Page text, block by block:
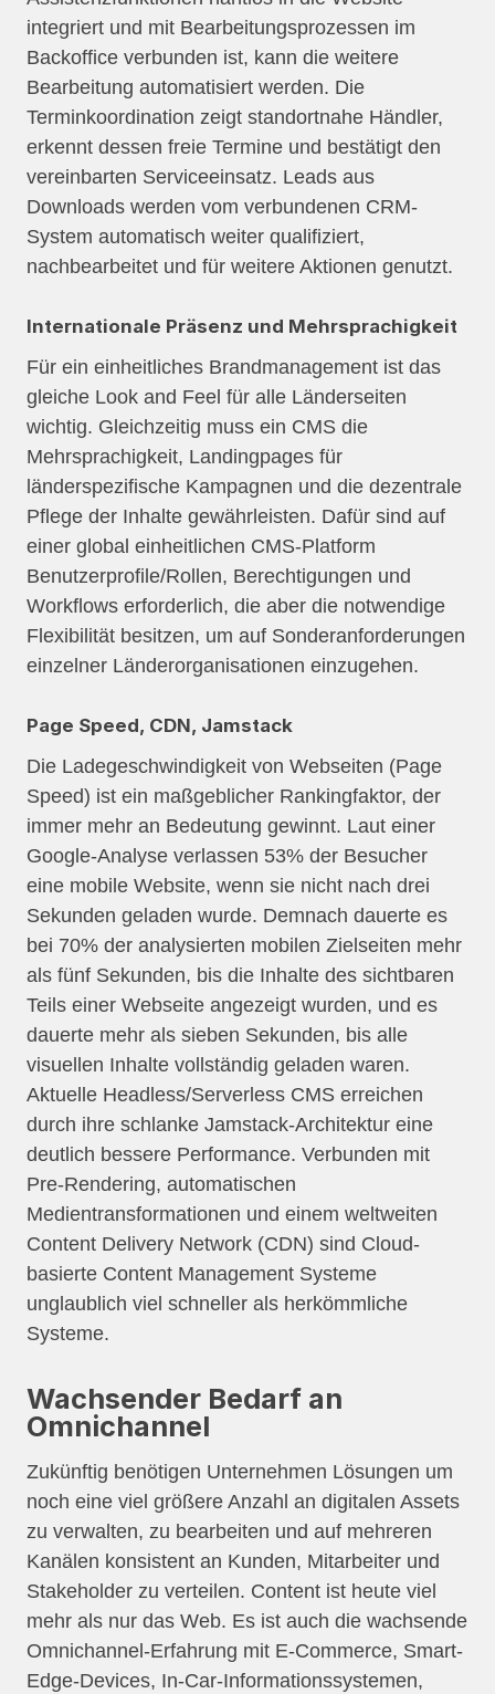
integriert und mit Bearbeitungsprozessen im
Backoffice verbunden ist, kann die weitere
Bearbeitung automatisiert werden. Die
Terminkoordination zeigt standortnahe Händler,
erkennt dessen freie Termine und bestätigt den
vereinbarten Serviceeinsatz. Leads aus
Downloads werden vom verbundenen CRM-
System automatisch weiter qualifiziert,
nachbearbeitet und für weitere Aktionen genutzt.
Internationale Präsenz und Mehrsprachigkeit
Für ein einheitliches Brandmanagement ist das
gleiche Look and Feel für alle Länderseiten
wichtig. Gleichzeitig muss ein CMS die
Mehrsprachigkeit, Landingpages für
länderspezifische Kampagnen und die dezentrale
Pflege der Inhalte gewährleisten. Dafür sind auf
einer global einheitlichen CMS-Platform
Benutzerprofile/Rollen, Berechtigungen und
Workflows erforderlich, die aber die notwendige
Flexibilität besitzen, um auf Sonderanforderungen
einzelner Länderorganisationen einzugehen.
Page Speed, CDN, Jamstack
Die Ladegeschwindigkeit von Webseiten (Page
Speed) ist ein maßgeblicher Rankingfaktor, der
immer mehr an Bedeutung gewinnt. Laut einer
Google-Analyse verlassen 53% der Besucher
eine mobile Website, wenn sie nicht nach drei
Sekunden geladen wurde. Demnach dauerte es
bei 70% der analysierten mobilen Zielseiten mehr
als fünf Sekunden, bis die Inhalte des sichtbaren
Teils einer Webseite angezeigt wurden, und es
dauerte mehr als sieben Sekunden, bis alle
visuellen Inhalte vollständig geladen waren.
Aktuelle Headless/Serverless CMS erreichen
durch ihre schlanke Jamstack-Architektur eine
deutlich bessere Performance. Verbunden mit
Pre-Rendering, automatischen
Medientransformationen und einem weltweiten
Content Delivery Network (CDN) sind Cloud-
basierte Content Management Systeme
unglaublich viel schneller als herkömmliche
Systeme.
Wachsender Bedarf an
Omnichannel
Zukünftig benötigen Unternehmen Lösungen um
noch eine viel größere Anzahl an digitalen Assets
zu verwalten, zu bearbeiten und auf mehreren
Kanälen konsistent an Kunden, Mitarbeiter und
Stakeholder zu verteilen. Content ist heute viel
mehr als nur das Web. Es ist auch die wachsende
Omnichannel-Erfahrung mit E-Commerce, Smart-
Edge-Devices, In-Car-Informationssystemen,